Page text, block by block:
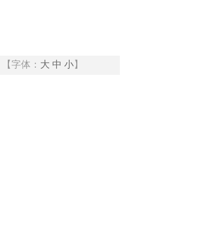
【字体： 大 中 小】